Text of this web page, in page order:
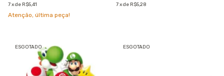
7xde R$5,41
Atenção, última peça!
7xde R$5,28
ESGOTADO ESGOTADO